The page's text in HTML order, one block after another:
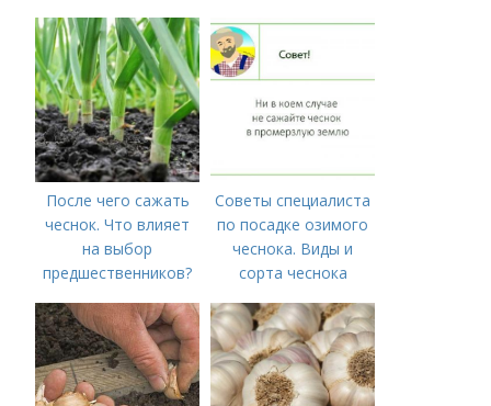
ПОСАДИТЬ ОЗИМЫЙ
ЧЕСНОК
После чего сажать
чеснок. Что влияет
на выбор
предшественников?
Советы специалиста
по посадке озимого
чеснока. Виды и
сорта чеснока